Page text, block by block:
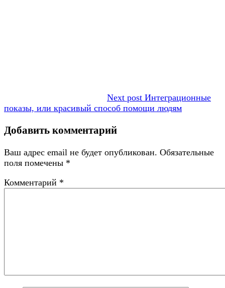
Next post Интеграционные
показы, или красивый способ помощи людям
Добавить комментарий
Ваш адрес email не будет опубликован. Обязательные
поля помечены *
Комментарий *